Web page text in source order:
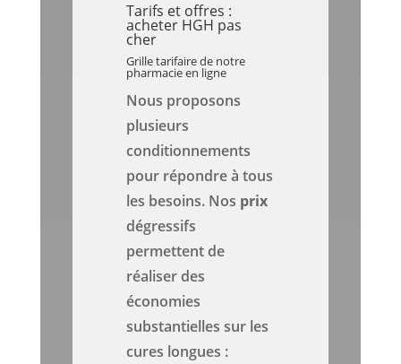
Tarifs et offres :
acheter HGH pas
cher
Grille tarifaire de notre
pharmacie en ligne
Nous proposons
plusieurs
conditionnements
pour répondre à tous
les besoins. Nos prix
dégressifs
permettent de
réaliser des
économies
substantielles sur les
cures longues :